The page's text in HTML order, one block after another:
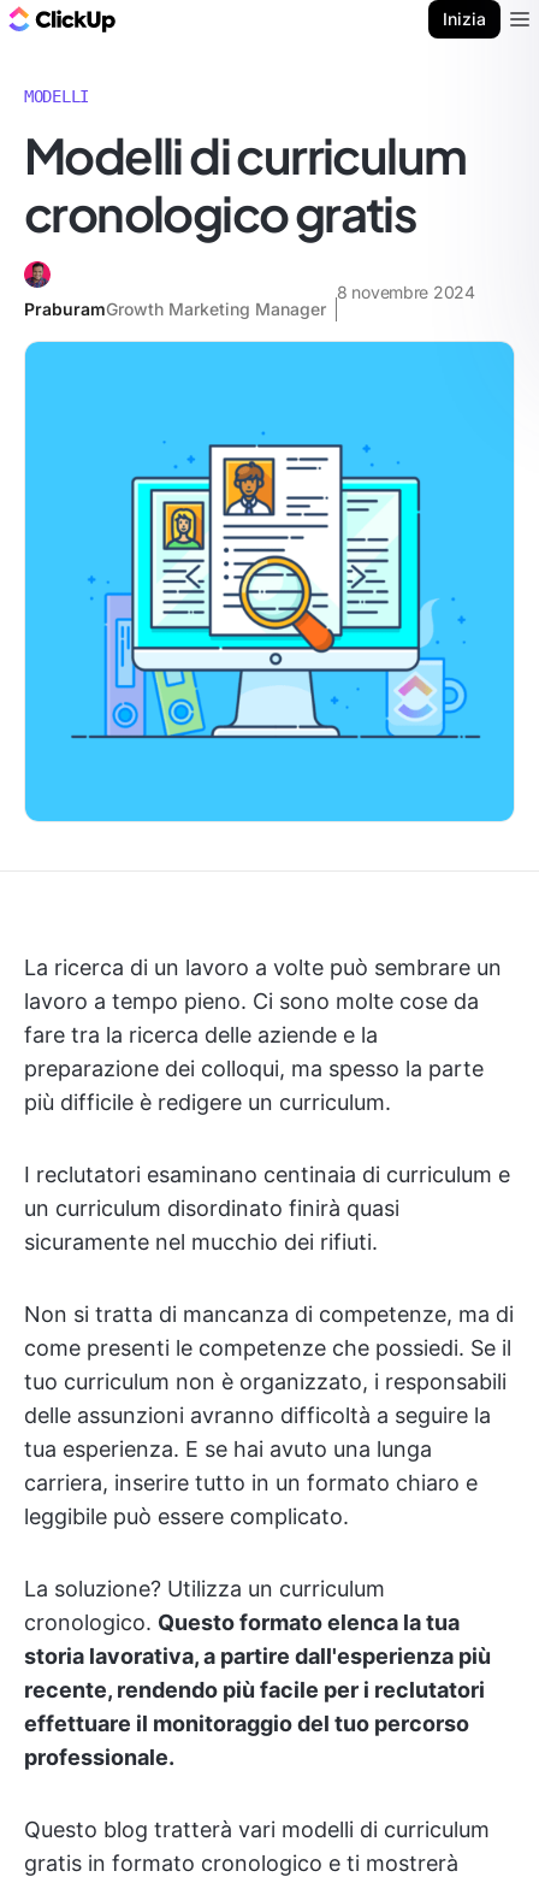
Inizia
MODELLI
Modelli di curriculum
cronologico gratis
PraburamGrowth Marketing Manager
8 novembre 2024
La ricerca di un lavoro a volte può sembrare un
lavoro a tempo pieno. Ci sono molte cose da
fare tra la ricerca delle aziende e la
preparazione dei colloqui, ma spesso la parte
più difficile è redigere un curriculum.
I reclutatori esaminano centinaia di curriculum e
un curriculum disordinato finirà quasi
sicuramente nel mucchio dei rifiuti.
Non si tratta di mancanza di competenze, ma di
come presenti le competenze che possiedi. Se il
tuo curriculum non è organizzato, i responsabili
delle assunzioni avranno difficoltà a seguire la
tua esperienza. E se hai avuto una lunga
carriera, inserire tutto in un formato chiaro e
leggibile può essere complicato.
La soluzione? Utilizza un curriculum
cronologico. Questo formato elenca la tua
storia lavorativa, a partire dall'esperienza più
recente, rendendo più facile per i reclutatori
effettuare il monitoraggio del tuo percorso
professionale.
Questo blog tratterà vari modelli di curriculum
gratis in formato cronologico e ti mostrerà